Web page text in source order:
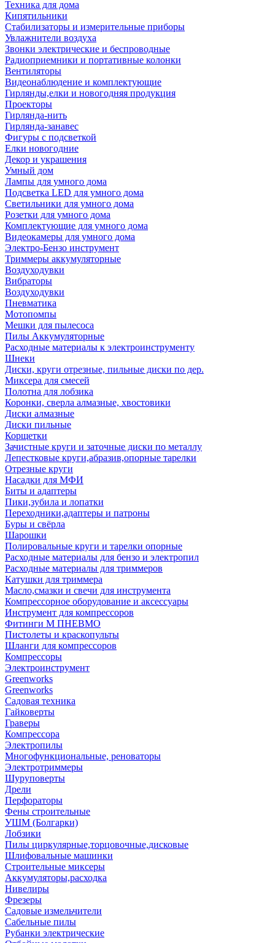
Техника для дома
Кипятильники
Стабилизаторы и измерительные приборы
Увлажнители воздуха
Звонки электрические и беспроводные
Радиоприемники и портативные колонки
Вентиляторы
Видеонаблюдение и комплектующие
Гирлянды,елки и новогодняя продукция
Проекторы
Гирлянда-нить
Гирлянда-занавес
Фигуры с подсветкой
Елки новогодние
Декор и украшения
Умный дом
Лампы для умного дома
Подсветка LED для умного дома
Светильники для умного дома
Розетки для умного дома
Комплектующие для умного дома
Видеокамеры для умного дома
Электро-Бензо инструмент
Триммеры аккумуляторные
Воздуходувки
Вибраторы
Воздуходувки
Пневматика
Мотопомпы
Мешки для пылесоса
Пилы Аккумуляторные
Расходные материалы к электроинструменту
Шнеки
Диски, круги отрезные, пильные диски по дер.
Миксера для смесей
Полотна для лобзика
Коронки, сверла алмазные, хвостовики
Диски алмазные
Диски пильные
Корщетки
Зачистные круги и заточные диски по металлу
Лепестковые круги,абразив,опорные тарелки
Отрезные круги
Насадки для МФИ
Биты и адаптеры
Пики,зубила и лопатки
Переходники,адаптеры и патроны
Буры и свёрла
Шарошки
Полировальные круги и тарелки опорные
Расходные материалы для бензо и электропил
Расходные материалы для триммеров
Катушки для триммера
Масло,смазки и свечи для инструмента
Компрессорное оборудование и аксессуары
Инструмент для компрессоров
Фитинги М ПНЕВМО
Пистолеты и краскопульты
Шланги для компрессоров
Компрессоры
Электроинструмент
Greenworks
Greenworks
Садовая техника
Гайковерты
Граверы
Компрессора
Электропилы
Многофункциональные, реноваторы
Электротриммеры
Шуруповерты
Дрели
Перфораторы
Фены строительные
УШМ (Болгарки)
Лобзики
Пилы циркулярные,торцовочные,дисковые
Шлифовальные машинки
Строительные миксеры
Аккумуляторы,расходка
Нивелиры
Фрезеры
Садовые измельчители
Сабельные пилы
Рубанки электрические